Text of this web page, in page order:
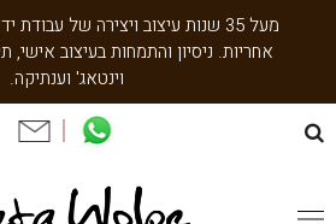
מעל 35 שנות עיצוב ויצירה של
אחריות. ניסיון והתמחות בעיצוב אישי,
וינטאג' וענתיקה.